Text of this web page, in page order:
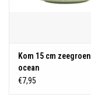
Kom 15 cm zeegroen
ocean
€7,95